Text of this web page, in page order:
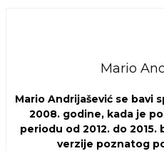
Mario
Mario Andrijašević se bavi
2008. godine, kada je
periodu od 2012. do
verzije poznatog